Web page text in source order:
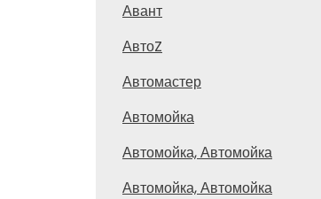
Авант
АвтоZ
Автомастер
Автомойка
Автомойка, Автомойка
Автомойка, Автомойка